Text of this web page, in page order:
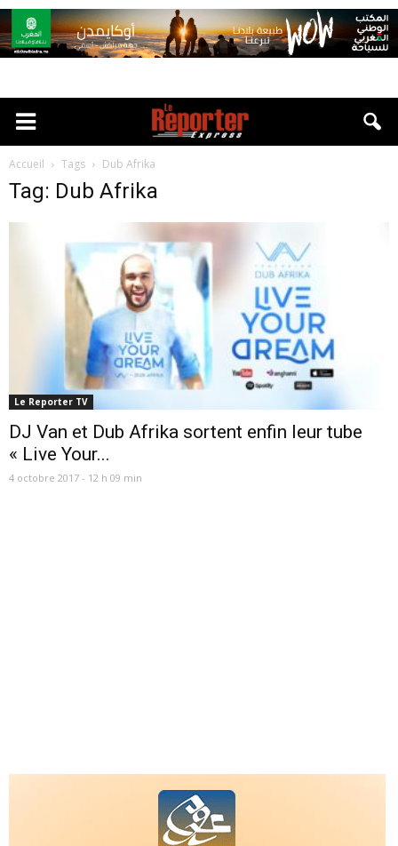
Accueil Tags Dub Afrika
Tag: Dub Afrika
Le Reporter TV
DJ Van et Dub Afrika sortent enfin leur tube
« Live Your...
4 octobre 2017 - 12 h 09 min